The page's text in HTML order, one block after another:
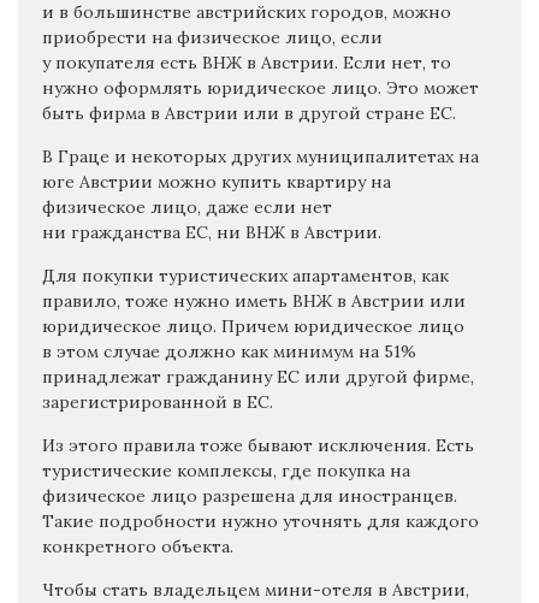
и в большинстве австрийских городов, можно
приобрести на физическое лицо, если
у покупателя есть ВНЖ в Австрии. Если нет, то
нужно оформлять юридическое лицо. Это может
быть фирма в Австрии или в другой стране ЕС.
В Граце и некоторых других муниципалитетах на
юге Австрии можно купить квартиру на
физическое лицо, даже если нет
ни гражданства ЕС, ни ВНЖ в Австрии.
Для покупки туристических апартаментов, как
правило, тоже нужно иметь ВНЖ в Австрии или
юридическое лицо. Причем юридическое лицо
в этом случае должно как минимум на 51%
принадлежат гражданину ЕС или другой фирме,
зарегистрированной в ЕС.
Из этого правила тоже бывают исключения. Есть
туристические комплексы, где покупка на
физическое лицо разрешена для иностранцев.
Такие подробности нужно уточнять для каждого
конкретного объекта.
Чтобы стать владельцем мини-отеля в Австрии,